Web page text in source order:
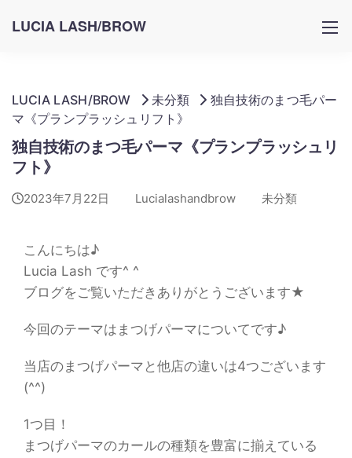
LUCIA LASH/BROW
LUCIA LASH/BROW 未分類
独自技術のまつ毛パー
マ《プランプラッシュリフト》
独自技術のまつ毛パーマ《プランプラッシュリ
フト》
2023年7月22日 Lucialashandbrow 未分類
こんにちは♪
Lucia Lash です^ ^
ブログをご覧いただきありがとうございます★
今回のテーマはまつげパーマについてです♪
当店のまつげパーマと他店の違いは4つございます
(^^)
1つ目！
まつげパーマのカールの種類を豊富に揃えている